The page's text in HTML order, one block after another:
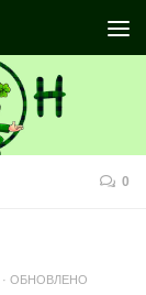
0
· ОБНОВЛЕНО